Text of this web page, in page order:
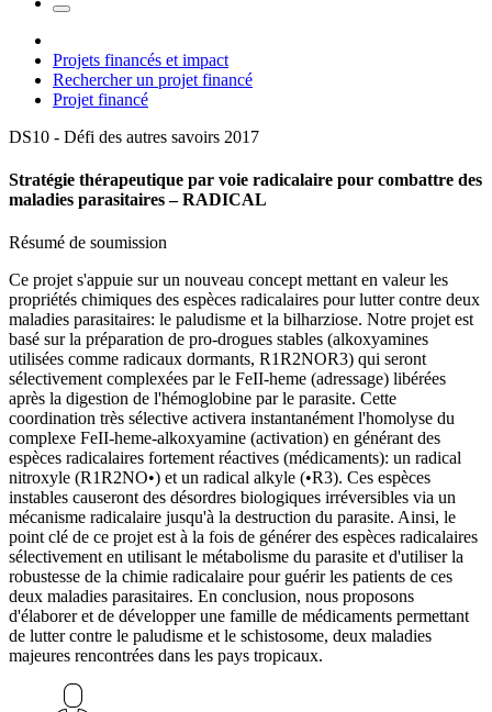
Projets financés et impact
Rechercher un projet financé
Projet financé
DS10 - Défi des autres savoirs 2017
Stratégie thérapeutique par voie radicalaire pour combattre des
maladies parasitaires – RADICAL
Résumé de soumission
Ce projet s'appuie sur un nouveau concept mettant en valeur les
propriétés chimiques des espèces radicalaires pour lutter contre deux
maladies parasitaires: le paludisme et la bilharziose. Notre projet est
basé sur la préparation de pro-drogues stables (alkoxyamines
utilisées comme radicaux dormants, R1R2NOR3) qui seront
sélectivement complexées par le FeII-heme (adressage) libérées
après la digestion de l'hémoglobine par le parasite. Cette
coordination très sélective activera instantanément l'homolyse du
complexe FeII-heme-alkoxyamine (activation) en générant des
espèces radicalaires fortement réactives (médicaments): un radical
nitroxyle (R1R2NO•) et un radical alkyle (•R3). Ces espèces
instables causeront des désordres biologiques irréversibles via un
mécanisme radicalaire jusqu'à la destruction du parasite. Ainsi, le
point clé de ce projet est à la fois de générer des espèces radicalaires
sélectivement en utilisant le métabolisme du parasite et d'utiliser la
robustesse de la chimie radicalaire pour guérir les patients de ces
deux maladies parasitaires. En conclusion, nous proposons
d'élaborer et de développer une famille de médicaments permettant
de lutter contre le paludisme et le schistosome, deux maladies
majeures rencontrées dans les pays tropicaux.